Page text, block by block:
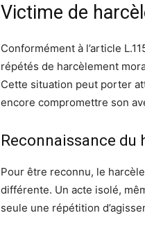
Victime de
Conformément à l’article
répétés de harcèlement
Cette situation peut porter
encore compromettre son
Reconnaissance du
Pour être reconnu, le
différente. Un acte isolé,
seule une répétition